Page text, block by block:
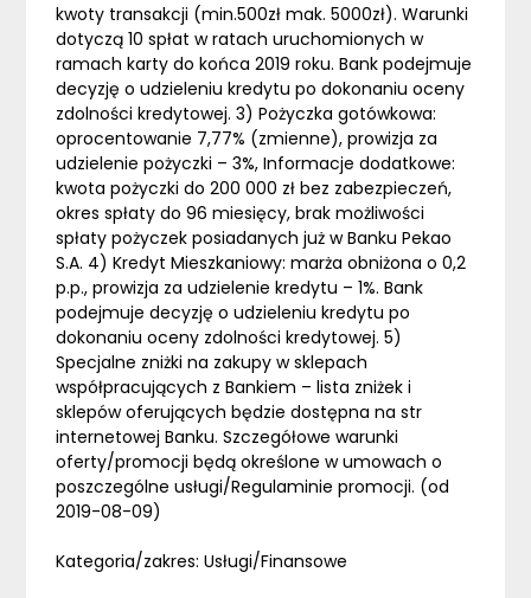
kwoty transakcji (min.500zł mak. 5000zł). Warunki
dotyczą 10 spłat w ratach uruchomionych w
ramach karty do końca 2019 roku. Bank podejmuje
decyzję o udzieleniu kredytu po dokonaniu oceny
zdolności kredytowej. 3) Pożyczka gotówkowa:
oprocentowanie 7,77% (zmienne), prowizja za
udzielenie pożyczki – 3%, Informacje dodatkowe:
kwota pożyczki do 200 000 zł bez zabezpieczeń,
okres spłaty do 96 miesięcy, brak możliwości
spłaty pożyczek posiadanych już w Banku Pekao
S.A. 4) Kredyt Mieszkaniowy: marża obniżona o 0,2
p.p., prowizja za udzielenie kredytu – 1%. Bank
podejmuje decyzję o udzieleniu kredytu po
dokonaniu oceny zdolności kredytowej. 5)
Specjalne zniżki na zakupy w sklepach
współpracujących z Bankiem – lista zniżek i
sklepów oferujących będzie dostępna na str
internetowej Banku. Szczegółowe warunki
oferty/promocji będą określone w umowach o
poszczególne usługi/Regulaminie promocji. (od
2019-08-09)
Kategoria/zakres: Usługi/Finansowe